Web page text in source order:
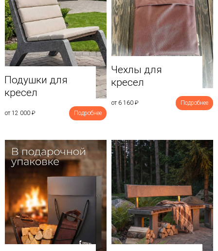
Подушки для
кресел
от 12 000 ₽ Подробнее
Чехлы для
кресел
от 6 160 ₽ Подробнее